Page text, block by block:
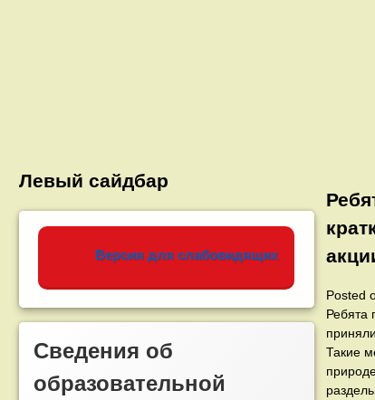
Posted
Ребята
Такие
Левый сайдбар
Версия для слабовидящих
Сведения об
образовательной